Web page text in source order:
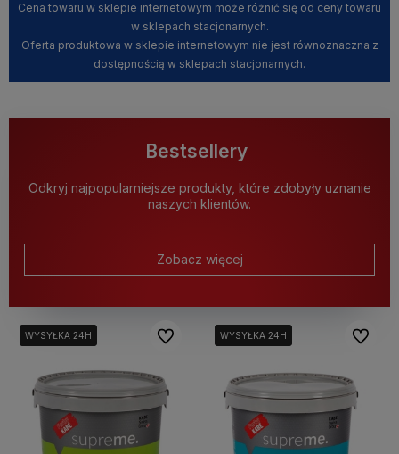
Cena towaru w sklepie internetowym może różnić się od ceny towaru
w sklepach stacjonarnych.
Oferta produktowa w sklepie internetowym nie jest równoznaczna z
dostępnością w sklepach stacjonarnych.
Bestsellery
Odkryj najpopularniejsze produkty, które zdobyły uznanie
naszych klientów.
Zobacz więcej
WYSYŁKA 24H
WYSYŁKA 24H Do ulubionychWYSYŁKA 24H
WYSYŁKA 24H Do